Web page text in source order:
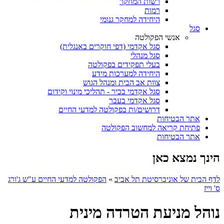
רמות
היחידה למחקר גנומי
סגל
אנשי הפקולטה
סגל אקדמי (דפי חוקרים באנגלית)
סגל מנהלי
בעלי תפקידים בפקולטה
היחידה למערכות מידע
צוות אב הבית ומנהל הגוש
סגל אקדמי בכיר - תהליכי מינוי וקידום
סגל אקדמי בעבר
דרושים/ות בפקולטה למדעי החיים
אתר הבטיחות
פתיחת קריאה למחשוב הפקולטה
אתר הבטיחות
הינך נמצא כאן
לדף הבית של אוניברסיטת תל אביב » הפקולטה למדעי החיים ע"ש ג'ורג
ס' וייז
נוהל מניעת הטרדה מינית